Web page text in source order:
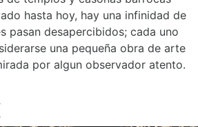
hasta hoy, hay una infinidad de
pasan desapercibidos; cada uno
una pequeña obra de arte
por algun observador atento.